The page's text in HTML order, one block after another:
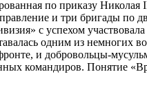
по приказу Николая
и три бригады по
с успехом
одним из немногих
и добровольцы-
командиров. Понятие